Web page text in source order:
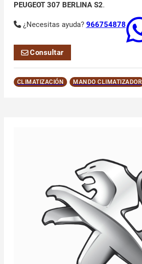
PEUGEOT 307 BERLINA S2.
¿Necesitas ayuda? 966754878
Consultar
CLIMATIZACIÓN MANDO CLIMATIZADOR